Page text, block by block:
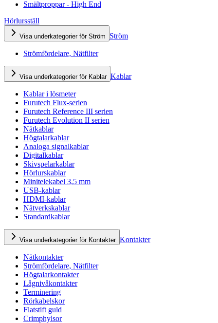
Smältproppar - High End
Hörlursställ
Visa underkategorier för Ström Ström
Strömfördelare, Nätfilter
Visa underkategorier för Kablar Kablar
Kablar i lösmeter
Furutech Flux-serien
Furutech Reference III serien
Furutech Evolution II serien
Nätkablar
Högtalarkablar
Analoga signalkablar
Digitalkablar
Skivspelarkablar
Hörlurskablar
Minitelekabel 3,5 mm
USB-kablar
HDMI-kablar
Nätverkskablar
Standardkablar
Visa underkategorier för Kontakter Kontakter
Nätkontakter
Strömfördelare, Nätfilter
Högtalarkontakter
Lågnivåkontakter
Terminering
Rörkabelskor
Flatstift guld
Crimphylsor